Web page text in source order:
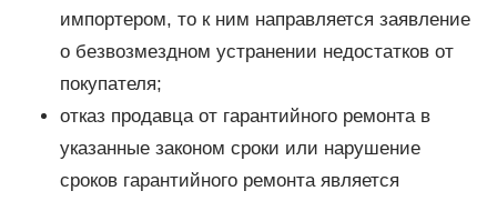
импортером, то к ним направляется заявление
о безвозмездном устранении недостатков от
покупателя;
отказ продавца от гарантийного ремонта в
указанные законом сроки или нарушение
сроков гарантийного ремонта является